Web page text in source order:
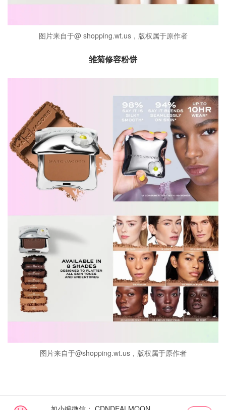
图片来自于@ shopping.wt.us，版权属于原作者
雏菊修容粉饼
图片来自于@shopping.wt.us，版权属于原作者